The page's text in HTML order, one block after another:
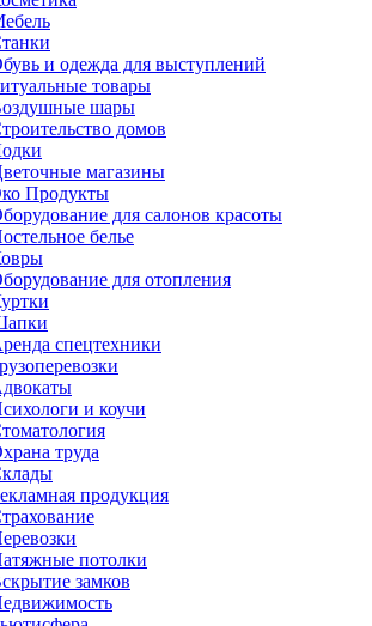
и одежда для выступлений
товары
шары
домов
магазины
Продукты
для салонов красоты
белье
для отопления
спецтехники
и коучи
труда
продукция
потолки
замков